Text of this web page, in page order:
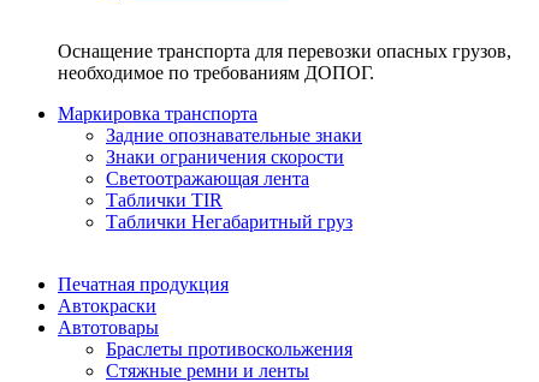
Оснащение транспорта для перевозки опасных грузов,
необходимое по требованиям ДОПОГ.
Маркировка транспорта
Задние опознавательные знаки
Знаки ограничения скорости
Светоотражающая лента
Таблички TIR
Таблички Негабаритный груз
Печатная продукция
Автокраски
Автотовары
Браслеты противоскольжения
Стяжныe ремни и ленты